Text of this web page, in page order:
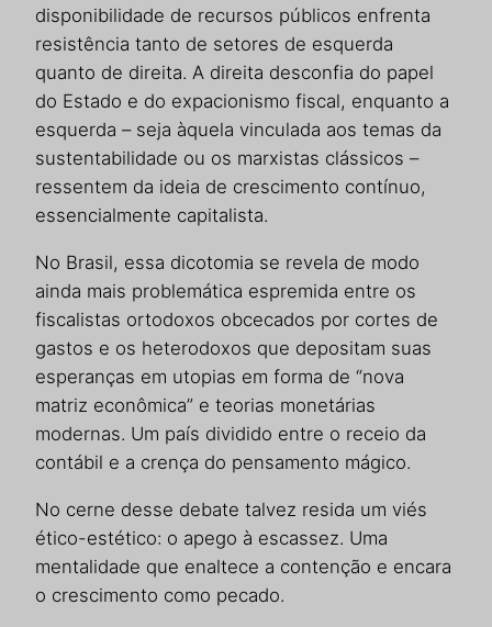
disponibilidade de recursos públicos enfrenta
resistência tanto de setores de esquerda
quanto de direita. A direita desconfia do papel
do Estado e do expacionismo fiscal, enquanto a
esquerda – seja àquela vinculada aos temas da
sustentabilidade ou os marxistas clássicos –
ressentem da ideia de crescimento contínuo,
essencialmente capitalista.
No Brasil, essa dicotomia se revela de modo
ainda mais problemática espremida entre os
fiscalistas ortodoxos obcecados por cortes de
gastos e os heterodoxos que depositam suas
esperanças em utopias em forma de “nova
matriz econômica” e teorias monetárias
modernas. Um país dividido entre o receio da
contábil e a crença do pensamento mágico.
No cerne desse debate talvez resida um viés
ético-estético: o apego à escassez. Uma
mentalidade que enaltece a contenção e encara
o crescimento como pecado.